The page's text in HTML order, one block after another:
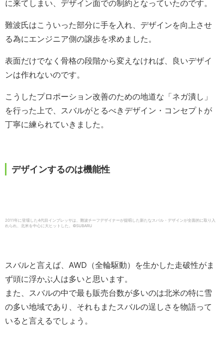
に来てしまい、デザイン面での制約となっていたのです。
難波氏はこういった部分に手を入れ、デザインを向上させ
る為にエンジニア側の譲歩を求めました。
表面だけでなく骨格の段階から変えなければ、良いデザイ
ンは作れないのです。
こうしたプロポーション改善のための地道な「ネガ潰し」
を行った上で、スバルがとるべきデザイン・コンセプトが
丁寧に練られていきました。
デザインするのは機能性
2011年に登場した4代目インプレッサは、難波チーフデザイナーが提唱した新たなスバル・デザインが全面的に取り入
れられ、北米を中心に大ヒットした。©SUBARU
スバルと言えば、AWD（全輪駆動）を生かした走破性がま
ず頭に浮かぶ人は多いと思います。
また、スバルの中で最も販売台数が多いのは北米の特に雪
の多い地域であり、それもまたスバルの逞しさを物語って
いると言えるでしょう。